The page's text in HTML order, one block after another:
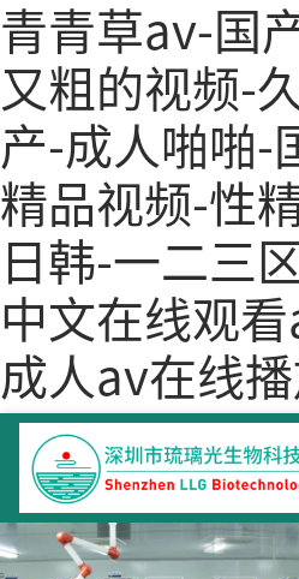
青青草av-国
又粗的视频-
产-成人啪啪-
精品视频-性
日韩-一二三
中文在线观
成人av在线